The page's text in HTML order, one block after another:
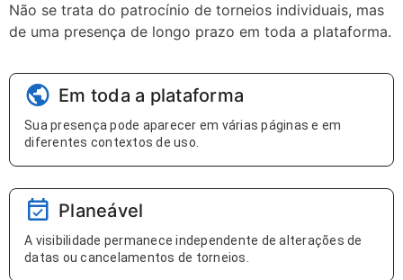
Não se trata do patrocínio de torneios individuais, mas
de uma presença de longo prazo em toda a plataforma.
Em toda a plataforma
Sua presença pode aparecer em várias páginas e em
diferentes contextos de uso.
Planeável
A visibilidade permanece independente de alterações de
datas ou cancelamentos de torneios.